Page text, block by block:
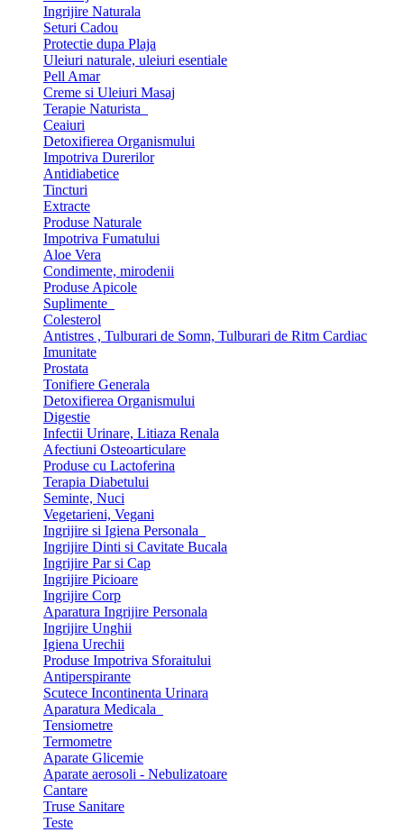
Ingrijire Naturala
Seturi Cadou
Protectie dupa Plaja
Uleiuri naturale, uleiuri esentiale
Pell Amar
Creme si Uleiuri Masaj
Terapie Naturista
Ceaiuri
Detoxifierea Organismului
Impotriva Durerilor
Antidiabetice
Tincturi
Extracte
Produse Naturale
Impotriva Fumatului
Aloe Vera
Condimente, mirodenii
Produse Apicole
Suplimente
Colesterol
Antistres , Tulburari de Somn, Tulburari de Ritm Cardiac
Imunitate
Prostata
Tonifiere Generala
Detoxifierea Organismului
Digestie
Infectii Urinare, Litiaza Renala
Afectiuni Osteoarticulare
Produse cu Lactoferina
Terapia Diabetului
Seminte, Nuci
Vegetarieni, Vegani
Ingrijire si Igiena Personala
Ingrijire Dinti si Cavitate Bucala
Ingrijire Par si Cap
Ingrijire Picioare
Ingrijire Corp
Aparatura Ingrijire Personala
Ingrijire Unghii
Igiena Urechii
Produse Impotriva Sforaitului
Antiperspirante
Scutece Incontinenta Urinara
Aparatura Medicala
Tensiometre
Termometre
Aparate Glicemie
Aparate aerosoli - Nebulizatoare
Cantare
Truse Sanitare
Teste